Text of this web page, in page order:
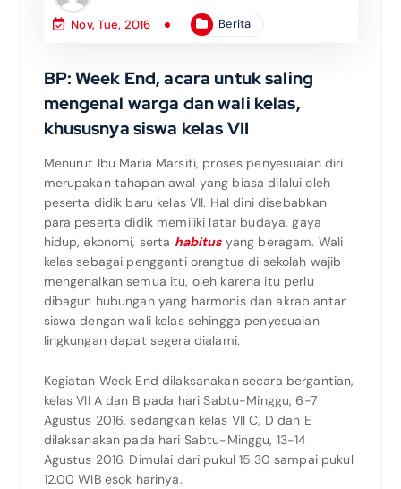
Nov, Tue, 2016 Berita
BP: Week End, acara untuk saling
mengenal warga dan wali kelas,
khususnya siswa kelas VII
Menurut Ibu Maria Marsiti, proses penyesuaian diri
merupakan tahapan awal yang biasa dilalui oleh
peserta didik baru kelas VII. Hal dini disebabkan
para peserta didik memiliki latar budaya, gaya
hidup, ekonomi, serta habitusyang beragam. Wali
kelas sebagai pengganti orangtua di sekolah wajib
mengenalkan semua itu, oleh karena itu perlu
dibagun hubungan yang harmonis dan akrab antar
siswa dengan wali kelas sehingga penyesuaian
lingkungan dapat segera dialami.
Kegiatan Week End dilaksanakan secara bergantian,
kelas VII A dan B pada hari Sabtu-Minggu, 6-7
Agustus 2016, sedangkan kelas VII C, D dan E
dilaksanakan pada hari Sabtu-Minggu, 13-14
Agustus 2016. Dimulai dari pukul 15.30 sampai pukul
12.00 WIB esok harinya.